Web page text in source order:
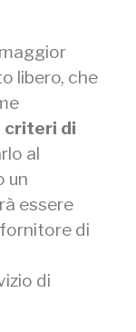
libero, che
criteri di
al
un
essere
di
di